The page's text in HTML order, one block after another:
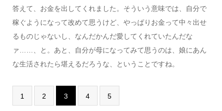
答えて、お金を出してくれました。そういう意味では、自分で
稼ぐようになって改めて思うけど、やっぱりお金って中々出せ
るものじゃないし、なんだかんだ愛してくれていたんだな
ァ……、と。あと、自分が母になってみて思うのは、娘にあん
な生活されたら堪えるだろうな、ということですね。
1 2 3 4 5